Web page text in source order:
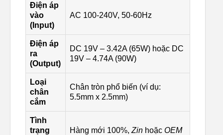
Điện áp
vào
(Input)
AC 100-240V, 50-60Hz
Điện áp
ra
(Output)
DC 19V – 3.42A (65W) hoặc DC
19V – 4.74A (90W)
Loại
chân
cắm
Chân tròn phổ biến (ví dụ:
5.5mm x 2.5mm)
Tình
trạng
Hàng mới 100%, Zin hoặc OEM